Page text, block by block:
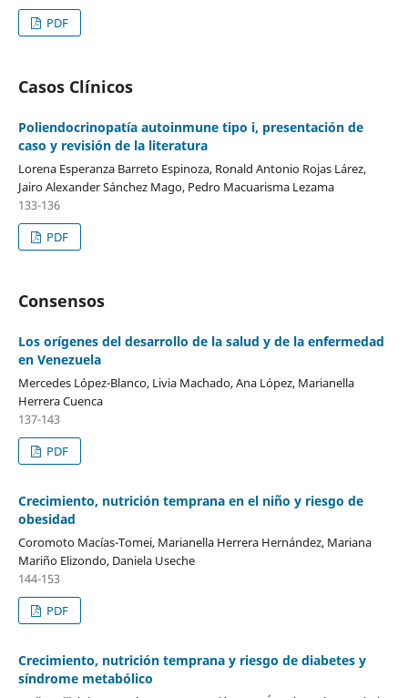
PDF
Casos Clínicos
Poliendocrinopatía autoinmune tipo i, presentación de
caso y revisión de la literatura
Lorena Esperanza Barreto Espinoza, Ronald Antonio Rojas Lárez,
Jairo Alexander Sánchez Mago, Pedro Macuarisma Lezama
133-136
PDF
Consensos
Los orígenes del desarrollo de la salud y de la enfermedad
en Venezuela
Mercedes López-Blanco, Livia Machado, Ana López, Marianella
Herrera Cuenca
137-143
PDF
Crecimiento, nutrición temprana en el niño y riesgo de
obesidad
Coromoto Macías-Tomei, Marianella Herrera Hernández, Mariana
Mariño Elizondo, Daniela Useche
144-153
PDF
Crecimiento, nutrición temprana y riesgo de diabetes y
síndrome metabólico